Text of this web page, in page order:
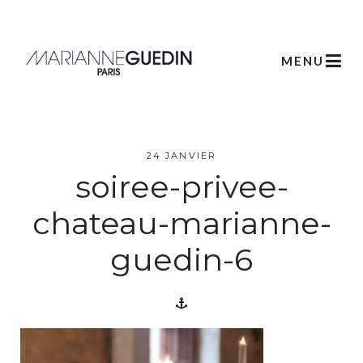
MENU
Créations
Scénographie
Végétale
Créations
24 JANVIER
soiree-privee-
chateau-marianne-
guedin-6